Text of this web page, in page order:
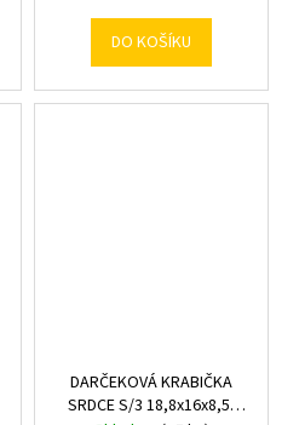
DO KOŠÍKU
DARČEKOVÁ KRABIČKA
SRDCE S/3 18,8x16x8,5-